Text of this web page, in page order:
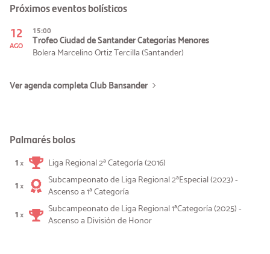
Próximos eventos bolísticos
12
AGO
15:00
Trofeo Ciudad de Santander Categorías Menores
Bolera Marcelino Ortiz Tercilla (Santander)
Ver agenda completa Club Bansander
Palmarés bolos
1×
Liga Regional 2ª Categoría (2016)
1×
Subcampeonato de Liga Regional 2ªEspecial (2023) -
Ascenso a 1ª Categoría
1×
Subcampeonato de Liga Regional 1ªCategoría (2025) -
Ascenso a División de Honor